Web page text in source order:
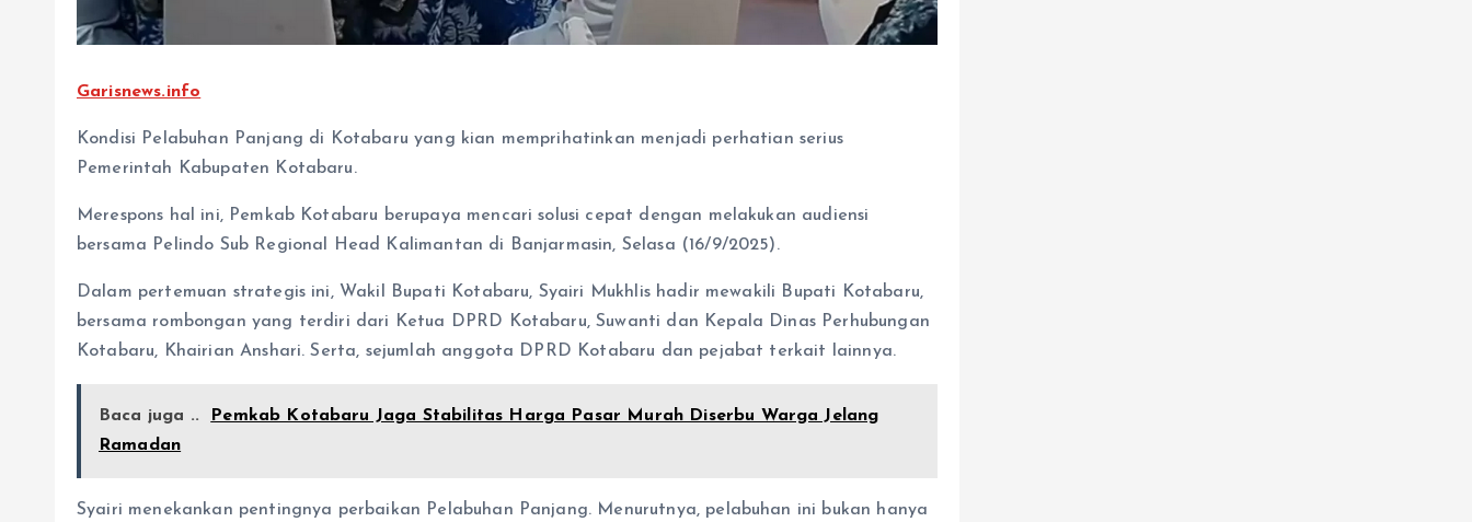
Garisnews.info
Kondisi Pelabuhan Panjang di Kotabaru yang kian memprihatinkan menjadi perhatian serius
Pemerintah Kabupaten Kotabaru.
Merespons hal ini, Pemkab Kotabaru berupaya mencari solusi cepat dengan melakukan audiensi
bersama Pelindo Sub Regional Head Kalimantan di Banjarmasin, Selasa (16/9/2025).
Dalam pertemuan strategis ini, Wakil Bupati Kotabaru, Syairi Mukhlis hadir mewakili Bupati Kotabaru,
bersama rombongan yang terdiri dari Ketua DPRD Kotabaru, Suwanti dan Kepala Dinas Perhubungan
Kotabaru, Khairian Anshari. Serta, sejumlah anggota DPRD Kotabaru dan pejabat terkait lainnya.
Baca juga ..
Pemkab Kotabaru Jaga Stabilitas Harga Pasar Murah Diserbu Warga Jelang
Ramadan
Syairi menekankan pentingnya perbaikan Pelabuhan Panjang. Menurutnya, pelabuhan ini bukan hanya